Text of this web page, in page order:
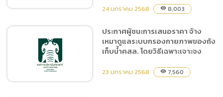
ประกาศเปลี่ยนแปลงแผนการ
จัดซื้อจัดจ้าง ประจำ
ปีงบประมาณ พ.ศ.2568 จัด
ซื้อสัตว์เพิ่มเติม จำนวน 4
24 มกราคม 2568 visibility 8,003
ประกาศผู้ชนะการเสนอราคา จ้าง
เหมาดูแลระบบกรองกายภาพของถัง
เก็บน้ำคสล. โดยวิธีเฉพาะเจาะจง
23 มกราคม 2568 visibility 7,560